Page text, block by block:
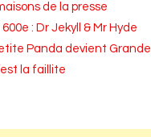
de la presse
: Dr Jekyll & Mr Hyde
Panda devient Grande
la faillite